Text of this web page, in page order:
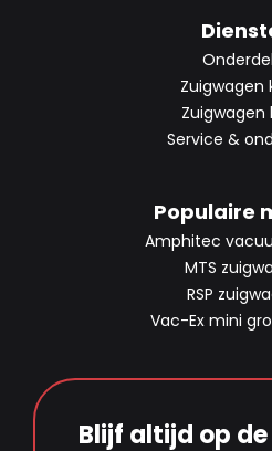
Zuigwagen
Zuigwagen
Service &
Populaire
Amphitec
MTS
RSP
Vac-Ex mini
Blijf altijd op